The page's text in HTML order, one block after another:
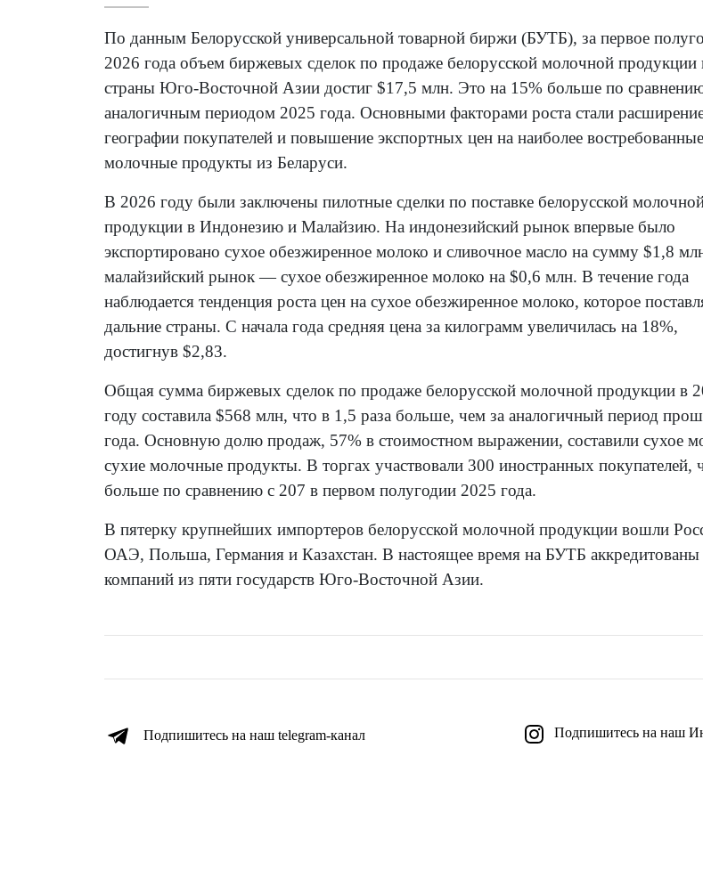
По данным Белорусской универсальной товарной биржи (БУТБ), за первое
2026 года объем биржевых сделок по продаже белорусской молочной продукции
страны Юго-Восточной Азии достиг $17,5 млн. Это на 15% больше по
аналогичным периодом 2025 года. Основными факторами роста стали
географии покупателей и повышение экспортных цен на наиболее востребованные
молочные продукты из Беларуси.
В 2026 году были заключены пилотные сделки по поставке белорусской
продукции в Индонезию и Малайзию. На индонезийский рынок впервые было
экспортировано сухое обезжиренное молоко и сливочное масло на сумму $1,8
малайзийский рынок — сухое обезжиренное молоко на $0,6 млн. В течение года
наблюдается тенденция роста цен на сухое обезжиренное молоко, которое
дальние страны. С начала года средняя цена за килограмм увеличилась на 18%,
достигнув $2,83.
Общая сумма биржевых сделок по продаже белорусской молочной продукции в
году составила $568 млн, что в 1,5 раза больше, чем за аналогичный период
года. Основную долю продаж, 57% в стоимостном выражении, составили сухое
сухие молочные продукты. В торгах участвовали 300 иностранных покупателей,
больше по сравнению с 207 в первом полугодии 2025 года.
В пятерку крупнейших импортеров белорусской молочной продукции вошли
ОАЭ, Польша, Германия и Казахстан. В настоящее время на БУТБ аккредитованы
компаний из пяти государств Юго-Восточной Азии.
Подпишитесь на наш telegram-канал Подпишитесь на наш